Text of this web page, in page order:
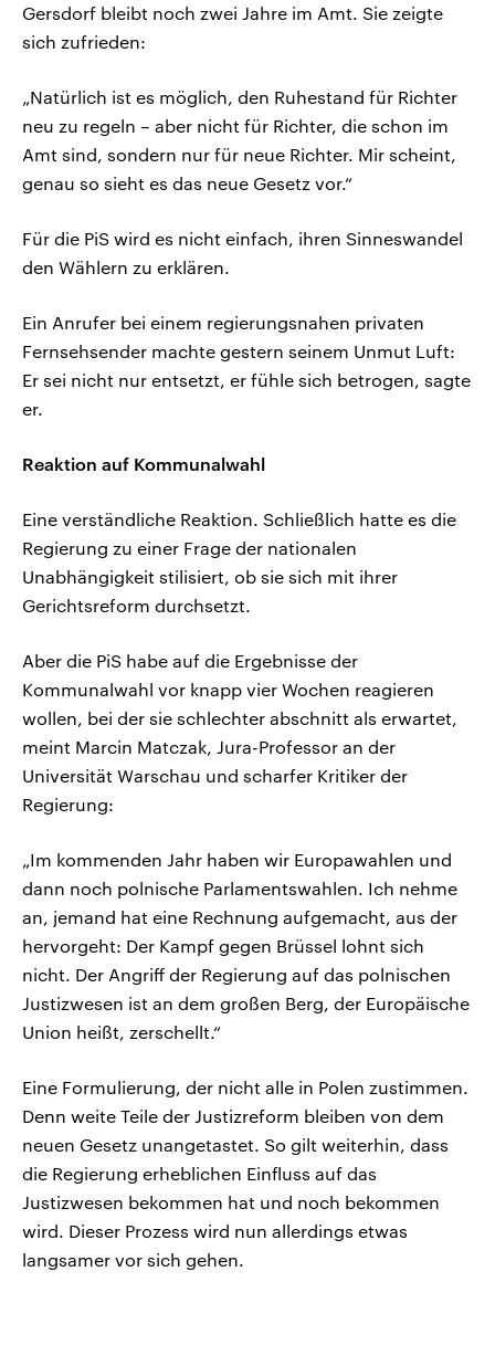
Gersdorf bleibt noch zwei Jahre im Amt. Sie zeigte
sich zufrieden:
„Natürlich ist es möglich, den Ruhestand für Richter
neu zu regeln – aber nicht für Richter, die schon im
Amt sind, sondern nur für neue Richter. Mir scheint,
genau so sieht es das neue Gesetz vor.“
Für die PiS wird es nicht einfach, ihren Sinneswandel
den Wählern zu erklären.
Ein Anrufer bei einem regierungsnahen privaten
Fernsehsender machte gestern seinem Unmut Luft:
Er sei nicht nur entsetzt, er fühle sich betrogen, sagte
er.
Reaktion auf Kommunalwahl
Eine verständliche Reaktion. Schließlich hatte es die
Regierung zu einer Frage der nationalen
Unabhängigkeit stilisiert, ob sie sich mit ihrer
Gerichtsreform durchsetzt.
Aber die PiS habe auf die Ergebnisse der
Kommunalwahl vor knapp vier Wochen reagieren
wollen, bei der sie schlechter abschnitt als erwartet,
meint Marcin Matczak, Jura-Professor an der
Universität Warschau und scharfer Kritiker der
Regierung:
„Im kommenden Jahr haben wir Europawahlen und
dann noch polnische Parlamentswahlen. Ich nehme
an, jemand hat eine Rechnung aufgemacht, aus der
hervorgeht: Der Kampf gegen Brüssel lohnt sich
nicht. Der Angriff der Regierung auf das polnischen
Justizwesen ist an dem großen Berg, der Europäische
Union heißt, zerschellt.“
Eine Formulierung, der nicht alle in Polen zustimmen.
Denn weite Teile der Justizreform bleiben von dem
neuen Gesetz unangetastet. So gilt weiterhin, dass
die Regierung erheblichen Einfluss auf das
Justizwesen bekommen hat und noch bekommen
wird. Dieser Prozess wird nun allerdings etwas
langsamer vor sich gehen.